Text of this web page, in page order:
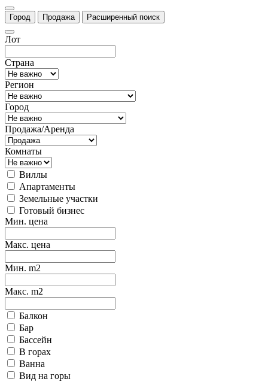
Город Продажа Расширенный поиск
Лот
Страна
Регион
Город
Продажа/Аренда
Комнаты
Виллы
Апартаменты
Земельные участки
Готовый бизнес
Мин. цена
Макс. цена
Мин. m2
Макс. m2
Балкон
Бар
Бассейн
В горах
Ванна
Вид на горы